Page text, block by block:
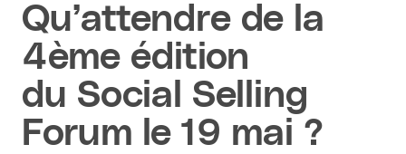
Qu’attendre de la
4ème édition
du Social Selling
Forum le 19 mai ?